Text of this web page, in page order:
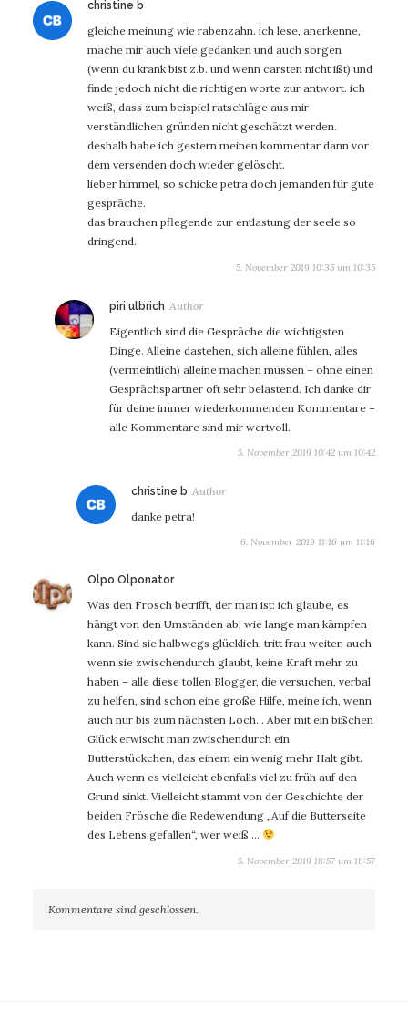
christine b
gleiche meinung wie rabenzahn. ich lese, anerkenne,
mache mir auch viele gedanken und auch sorgen
(wenn du krank bist z.b. und wenn carsten nicht ißt) und
finde jedoch nicht die richtigen worte zur antwort. ich
weiß, dass zum beispiel ratschläge aus mir
verständlichen gründen nicht geschätzt werden.
deshalb habe ich gestern meinen kommentar dann vor
dem versenden doch wieder gelöscht.
lieber himmel, so schicke petra doch jemanden für gute
gespräche.
das brauchen pflegende zur entlastung der seele so
dringend.
5. November 2019 10:35 um 10:35
piri ulbrich sagt:
Eigentlich sind die Gespräche die wichtigsten
Dinge. Alleine dastehen, sich alleine fühlen, alles
(vermeintlich) alleine machen müssen – ohne einen
Gesprächspartner oft sehr belastend. Ich danke dir
für deine immer wiederkommenden Kommentare –
alle Kommentare sind mir wertvoll.
5. November 2019 10:42 um 10:42
christine b sagt:
danke petra!
6. November 2019 11:16 um 11:16
Olpo Olponatorsagt:
Was den Frosch betrifft, der man ist: ich glaube, es
hängt von den Umständen ab, wie lange man kämpfen
kann. Sind sie halbwegs glücklich, tritt frau weiter, auch
wenn sie zwischendurch glaubt, keine Kraft mehr zu
haben – alle diese tollen Blogger, die versuchen, verbal
zu helfen, sind schon eine große Hilfe, meine ich, wenn
auch nur bis zum nächsten Loch… Aber mit ein bißchen
Glück erwischt man zwischendurch ein
Butterstückchen, das einem ein wenig mehr Halt gibt.
Auch wenn es vielleicht ebenfalls viel zu früh auf den
Grund sinkt. Vielleicht stammt von der Geschichte der
beiden Frösche die Redewendung „Auf die Butterseite
des Lebens gefallen“, wer weiß …
5. November 2019 18:57 um 18:57
Kommentare sind geschlossen.